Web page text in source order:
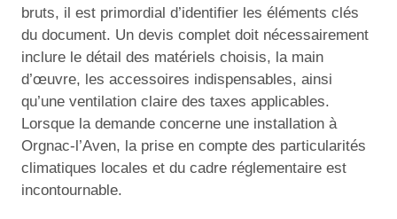
bruts, il est primordial d’identifier les éléments clés
du document. Un devis complet doit nécessairement
inclure le détail des matériels choisis, la main
d’œuvre, les accessoires indispensables, ainsi
qu’une ventilation claire des taxes applicables.
Lorsque la demande concerne une installation à
Orgnac-l’Aven, la prise en compte des particularités
climatiques locales et du cadre réglementaire est
incontournable.